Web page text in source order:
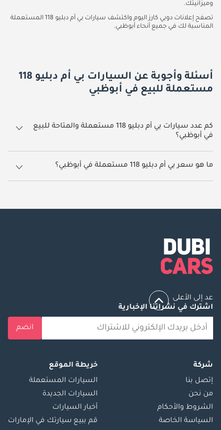
وميزانيتك.
تصفح إعلانات دوبي كارز اليوم واكتشف سيارات بي أم دبليو 118 المستعملة
المناسبة لك في جميع أنحاء أبوظبي.
أسئلة وأجوبة عن السيارات بي أم دبليو 118
مستعملة للبيع في أبوظبي
كم عدد سيارات بي أم دبليو 118 مستعملة والمتاحة للبيع
في أبوظبي؟
3 سيارة بي أم دبليو 118 مستعملة متوفرة للبيع في أبوظبي.
ما هو سعر بي أم دبليو 118 مستعملة في أبوظبي؟
يبدأ سعر سيارة بي أم دبليو 118 مستعملة في أبوظبي 139,000.
عد إلى الأعلى
اشترك في نشراتنا الإخبارية
انضم
شركة
إتصل بنا
من نحن
الشروط والأحكام
السياسة الخاصة
خريطة الموقع
السيارات المستعملة
السيارات الجديدة
أخبار السيارات
قم ببيع سيارتك في الإمارات